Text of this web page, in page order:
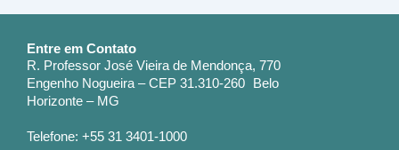
Entre em Contato
R. Professor José Vieira de Mendonça, 770
Engenho Nogueira – CEP 31.310-260 Belo
Horizonte – MG
Telefone: +55 31 3401-1000